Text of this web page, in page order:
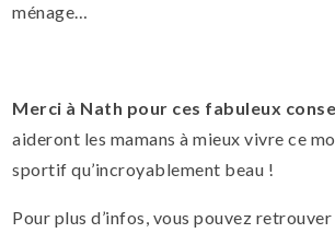
ménage…
Merci à Nath pour ces fabuleux
aideront les mamans à mieux vivre ce
sportif qu’incroyablement beau !
Pour plus d’infos, vous pouvez retrouver